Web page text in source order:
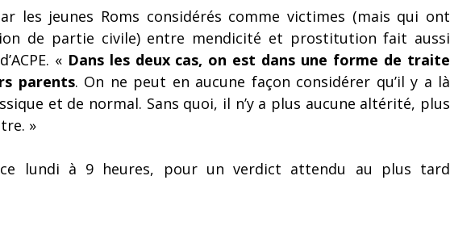
les jeunes Roms considérés comme victimes (mais qui ont
de partie civile) entre mendicité et prostitution fait aussi
« Dans les deux cas, on est dans une forme de traite
parents. On ne peut en aucune façon considérer qu’il y a là
et de normal. Sans quoi, il n’y a plus aucune altérité, plus
»
ce lundi à 9 heures, pour un verdict attendu au plus tard